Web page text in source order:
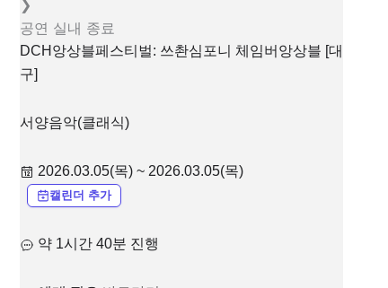
❯
공연 실내 종료
DCH앙상블페스티벌: 쓰촨심포니 체임버앙상블 [대
구]
서양음악(클래식)
2026.03.05(목) ~ 2026.03.05(목)
캘린더 추가
약 1시간 40분 진행